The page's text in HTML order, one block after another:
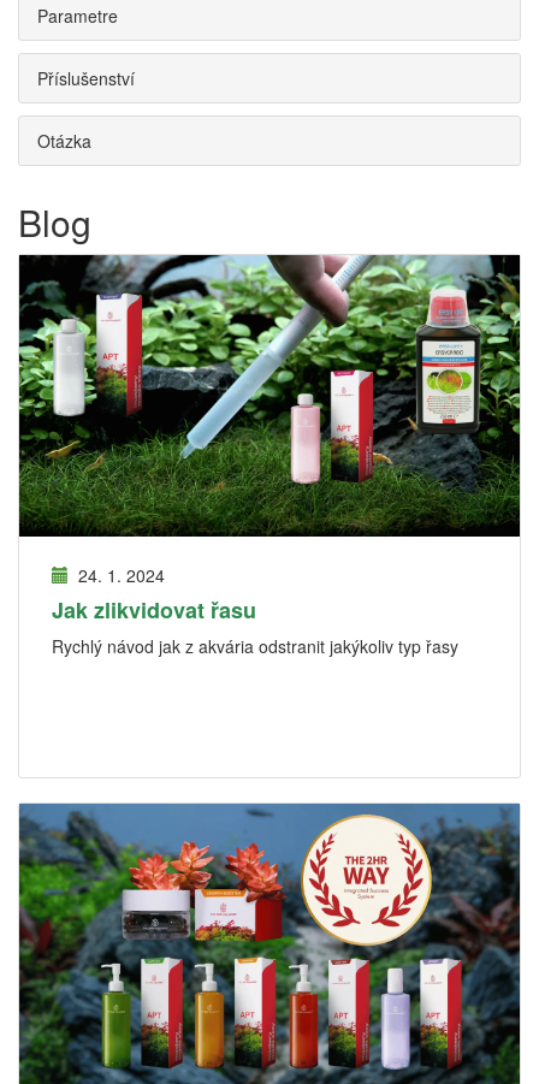
Parametre
Příslušenství
Otázka
Blog
24. 1. 2024
Jak zlikvidovat řasu
Rychlý návod jak z akvária odstranit jakýkoliv typ řasy